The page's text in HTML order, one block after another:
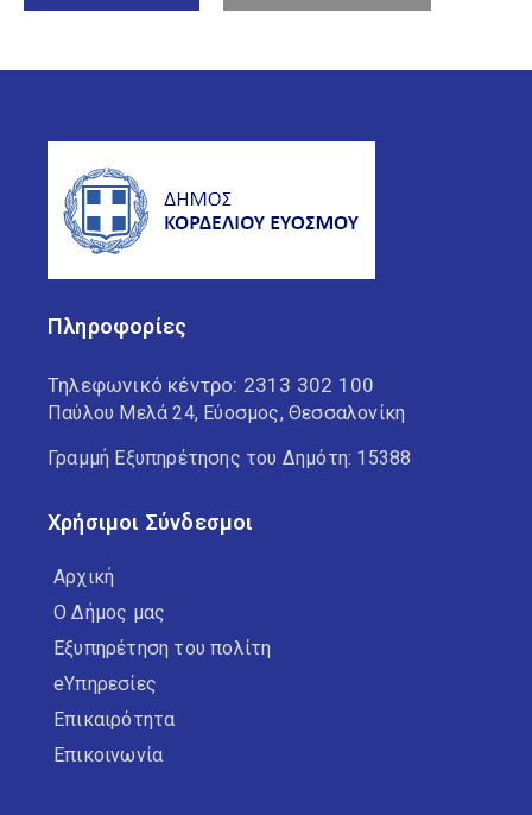
Πληροφορίες
Τηλεφωνικό κέντρο: 2313 302 100
Παύλου Μελά 24, Εύοσμος, Θεσσαλονίκη
Γραμμή Εξυπηρέτησης του Δημότη: 15388
Χρήσιμοι Σύνδεσμοι
Αρχική
Ο Δήμος μας
Εξυπηρέτηση του πολίτη
eΥπηρεσίες
Επικαιρότητα
Επικοινωνία